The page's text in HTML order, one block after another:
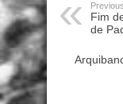
Fim
de